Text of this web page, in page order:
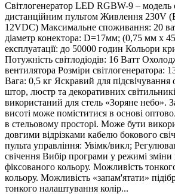
Світлогенератор LED RGBW-9 – модель
дистанційним пультом Живлення 230V
12VDC) Максимальне споживання: 20
діаметр конектора: D=17мм; (0,75 мм x
експлуатації: до 50000 годин Кольори
Потужність світлодіодів: 16 Ватт
вентилятора Розміри
Вага: 0,5 кг Яскравий для
штор, люстр та декоративних
використаний для стель «Зоряне небо».
висоті може поміститися в основі
в стельовому просторі. Може бути
довгими відрізками кабелю бокового
пульта управління: Увімк/викл;
свічення Вибір програми у режимі зміни
фіксованого кольору. Можливість
кольору. Можливість «запам'ятати»
тонкого налаштування колір...